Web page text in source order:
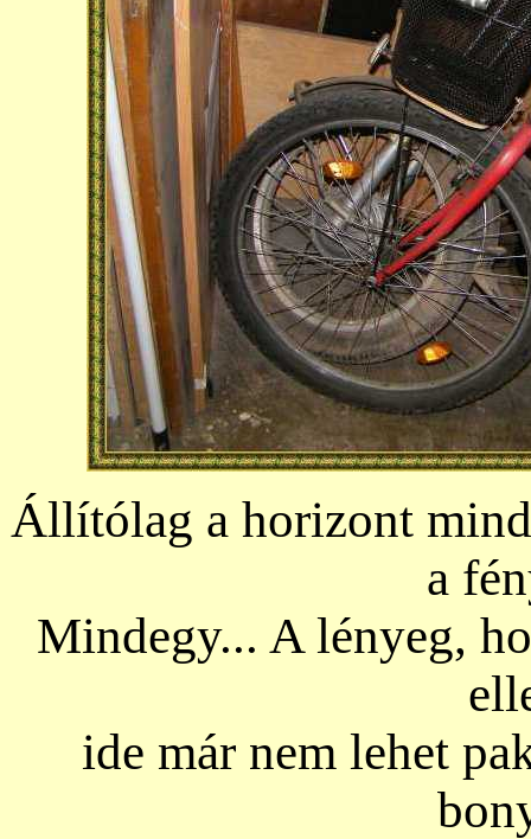
Állítólag a horizont
a
Mindegy... A lényeg,
ide már nem lehet